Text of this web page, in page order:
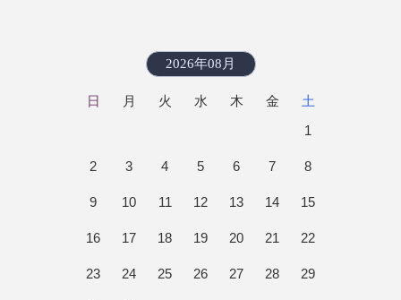
2026年08月
日 月 火 水 木 金
土
1
2 3 4 5 6 7 8
9 10 11 12 13 14 15
16 17 18 19 20 21 22
23 24 25 26 27 28 29